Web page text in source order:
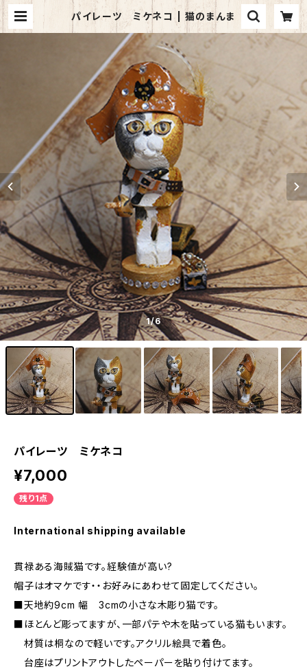
パイレーツ ミケネコ | 猫のまんま
1/6
パイレーツ ミケネコ
¥7,000
残り1点
International shipping available
貫禄ある海賊猫です。経験値が高い?
帽子はオマケです・・お好みにあわせて固定してください。
■天地約9cm 幅 3cmの小さな木彫り猫です。
■ほとんど彫ってますが、一部パテや木を貼っている猫もいます。
材質は桐なので軽いです。アクリル絵具で着色。
台座はプリントアウトしたペーパーを貼り付けてます。